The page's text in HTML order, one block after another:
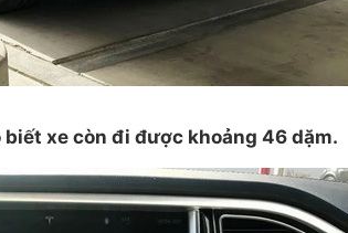
xe còn đi được khoảng 46 dặm.